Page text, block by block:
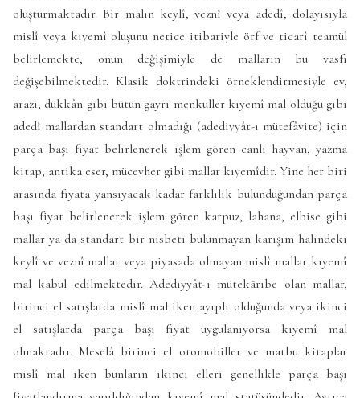
oluşturmaktadır. Bir malın keylî, veznî veya adedî, dolayısıyla
mislî veya kıyemî oluşunu netice itibariyle örf ve ticarî teamül
belirlemekte, onun değişimiyle de malların bu vasfı
değişebilmektedir. Klasik doktrindeki örneklendirmesiyle ev,
arazi, dükkân gibi bütün gayri menkuller kıyemî mal olduğu gibi
adedî mallardan standart olmadığı (adediyyât-ı mütefâvite) için
parça başı fiyat belirlenerek işlem gören canlı hayvan, yazma
kitap, antika eser, mücevher gibi mallar kıyemîdir. Yine her biri
arasında fiyata yansıyacak kadar farklılık bulunduğundan parça
başı fiyat belirlenerek işlem gören karpuz, lahana, elbise gibi
mallar ya da standart bir nisbeti bulunmayan karışım halindeki
keylî ve veznî mallar veya piyasada olmayan mislî mallar kıyemî
mal kabul edilmektedir. Adediyyât-ı mütekāribe olan mallar,
birinci el satışlarda mislî mal iken ayıplı olduğunda veya ikinci
el satışlarda parça başı fiyat uygulanıyorsa kıyemî mal
olmaktadır. Meselâ birinci el otomobiller ve matbu kitaplar
mislî mal iken bunların ikinci elleri genellikle parça başı